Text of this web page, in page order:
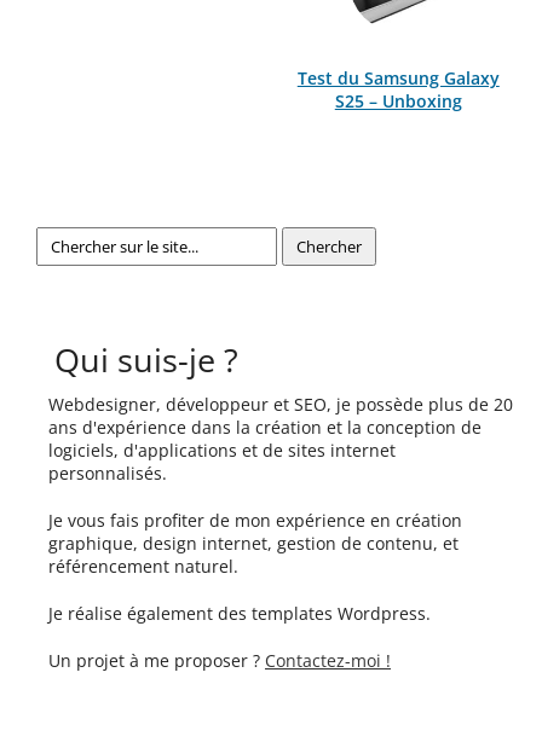
Test du Samsung Galaxy
S25 – Unboxing
Qui suis-je ?
Webdesigner, développeur et SEO, je possède plus de 20
ans d'expérience dans la création et la conception de
logiciels, d'applications et de sites internet
personnalisés.
Je vous fais profiter de mon expérience en création
graphique, design internet, gestion de contenu, et
référencement naturel.
Je réalise également des templates Wordpress.
Un projet à me proposer ? Contactez-moi !